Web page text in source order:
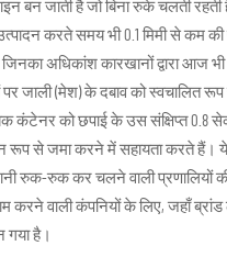
बन जाती है जो बिना रुके चलती
करते समय भी 0.1 मिमी से
अधिकांश कारखानों द्वारा आज
जाली (मेश) के दबाव को स्वचालित
कंटेनर को छपाई के उस संक्षिप्त
रूप से जमा करने में सहायता करते
रुक-रुक कर चलने वाली
करने वाली कंपनियों के लिए, जहाँ
है।